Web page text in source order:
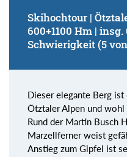
Skihochtour |
600+1100 Hm | insg.
Schwierigkeit (5
Dieser elegante Berg
Ötztaler Alpen und
Rund der Martin Busch
Marzellferner weist
Anstieg zum Gipfel ist